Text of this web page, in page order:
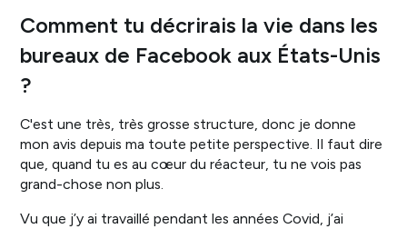
Comment tu décrirais la vie dans les
bureaux de Facebook aux États-Unis
?
C'est une très, très grosse structure, donc je donne
mon avis depuis ma toute petite perspective. Il faut dire
que, quand tu es au cœur du réacteur, tu ne vois pas
grand-chose non plus.
Vu que j’y ai travaillé pendant les années Covid, j’ai